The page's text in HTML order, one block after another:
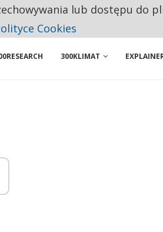
ZAKUPY
300KLIMAT
lub dostępu do
Cookies